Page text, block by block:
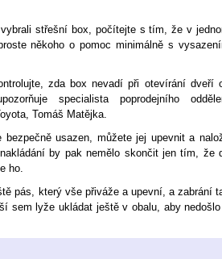
střešní box, počítejte s tím, že v
někoho o pomoc minimálně s
zda box nevadí při otevírání dveří
specialista poprodejního
Tomáš Matějka.
usazen, můžete jej upevnit a
by pak nemělo skončit jen tím, že
ho.
pás, který vše přiváže a upevní, a zabrání
sem lyže ukládat ještě v obalu, aby